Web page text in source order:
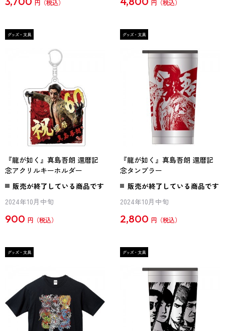
円 円
『龍が如く』真島吾朗 還暦記
念アクリルキーホルダー
販売が終了している商品です
2024年10月中旬
900 円
『龍が如く』真島吾朗 還暦記
念タンブラー
販売が終了している商品です
2024年10月中旬
2,800 円